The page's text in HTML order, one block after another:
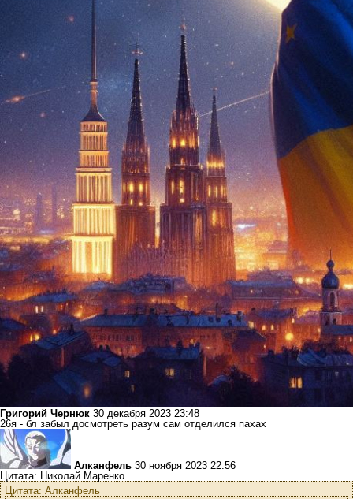
Григорий Чернюк 30 декабря 2023 23:48
26я - бл забыл досмотреть разум сам отделился пахах
Алканфель 30 ноября 2023 22:56
Цитата: Николай Маренко
Цитата: Алканфель